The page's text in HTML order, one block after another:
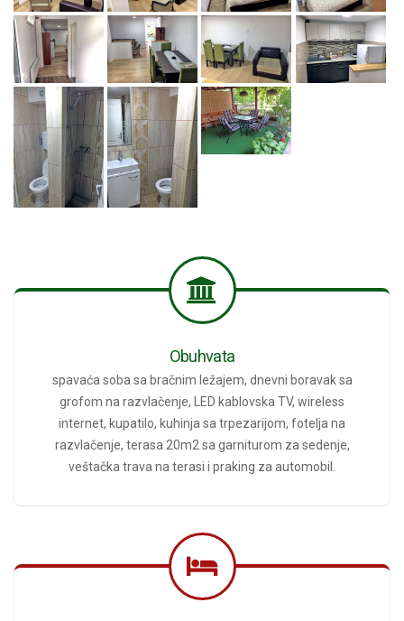
Obuhvata
spavaća soba sa bračnim ležajem, dnevni boravak sa
grofom na razvlačenje, LED kablovska TV, wireless
internet, kupatilo, kuhinja sa trpezarijom, fotelja na
razvlačenje, terasa 20m2 sa garniturom za sedenje,
veštačka trava na terasi i praking za automobil.